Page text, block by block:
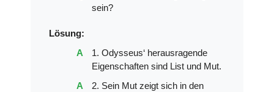
sein?
Lösung:
1. Odysseus‘ herausragende
Eigenschaften sind List und Mut.
2. Sein Mut zeigt sich in den